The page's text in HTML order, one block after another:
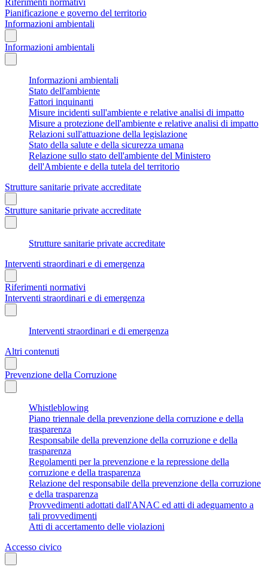
Pianificazione e governo del territorio
Informazioni ambientali
Informazioni ambientali
Informazioni ambientali
Stato dell'ambiente
Fattori inquinanti
Misure incidenti sull'ambiente e relative analisi di impatto
Misure a protezione dell'ambiente e relative analisi di impatto
Relazioni sull'attuazione della legislazione
Stato della salute e della sicurezza umana
Relazione sullo stato dell'ambiente del Ministero
dell'Ambiente e della tutela del territorio
Strutture sanitarie private accreditate
Strutture sanitarie private accreditate
Strutture sanitarie private accreditate
Interventi straordinari e di emergenza
Riferimenti normativi
Interventi straordinari e di emergenza
Interventi straordinari e di emergenza
Altri contenuti
Prevenzione della Corruzione
Whistleblowing
Piano triennale della prevenzione della corruzione e della
trasparenza
Responsabile della prevenzione della corruzione e della
trasparenza
Regolamenti per la prevenzione e la repressione della
corruzione e della trasparenza
Relazione del responsabile della prevenzione della corruzione
e della trasparenza
Provvedimenti adottati dall'ANAC ed atti di adeguamento a
tali provvedimenti
Atti di accertamento delle violazioni
Accesso civico